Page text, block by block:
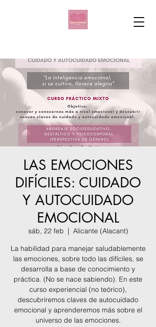
LAS EMOCIONES
DIFÍCILES: CUIDADO
Y AUTOCUIDADO
EMOCIONAL
sáb, 22 feb
  |
Alicante (Alacant)
La habilidad para manejar saludablemente
las emociones, sobre todo las difíciles, se
desarrolla a base de conocimiento y
práctica. (No se nace sabiendo). En este
curso experiencial (no teórico),
descubriremos claves de autocuidado
emocional y aprenderemos más sobre el
universo de las emociones.